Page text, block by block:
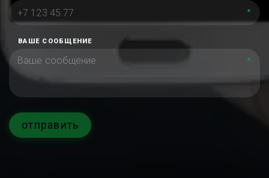
*
ВАШЕ СООБЩЕНИЕ
*
отправить